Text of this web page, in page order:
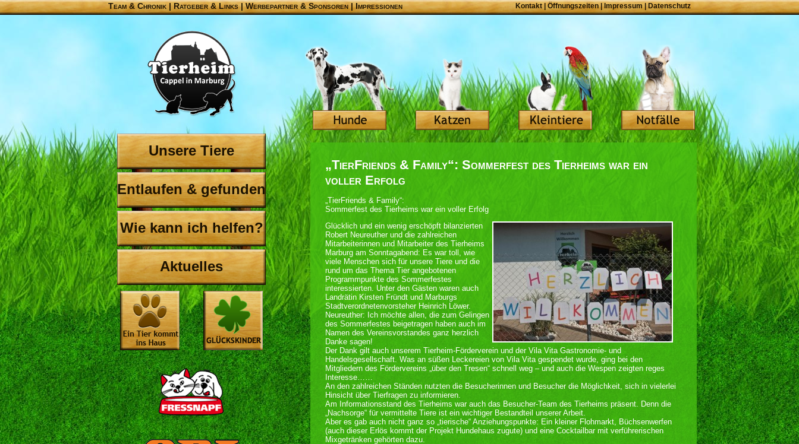
Team & Chronik |Ratgeber & Links|Werbepartner & Sponsoren|Impressionen Kontakt Öffnungszeiten| Impressum|Datenschutz
Unsere Tiere
Entlaufen & gefunden
Wie kann ich helfen?
Aktuelles
„TierFriends & Family“: Sommerfest des Tierheims war ein
voller Erfolg
„TierFriends & Family“:
Sommerfest des Tierheims war ein voller Erfolg
Glücklich und ein wenig erschöpft bilanzierten
Robert Neureuther und die zahlreichen
Mitarbeiterinnen und Mitarbeiter des Tierheims
Marburg am Sonntagabend: Es war toll, wie
viele Menschen sich für unsere Tiere und die
rund um das Thema Tier angebotenen
Programmpunkte des Sommerfestes
interessierten. Unter den Gästen waren auch
Landrätin Kirsten Fründt und Marburgs
Stadtverordnetenvorsteher Heinrich Löwer.
Neureuther: Ich möchte allen, die zum Gelingen
des Sommerfestes beigetragen haben auch im
Namen des Vereinsvorstandes ganz herzlich
Danke sagen!
Der Dank gilt auch unserem Tierheim-Förderverein und der Vila Vita Gastronomie- und
Handelsgesellschaft. Was an süßen Leckereien von Vila Vita gespendet wurde, ging bei den
Mitgliedern des Fördervereins „über den Tresen“ schnell weg – und auch die Wespen zeigten reges
Interesse……
An den zahlreichen Ständen nutzten die Besucherinnen und Besucher die Möglichkeit, sich in vielerlei
Hinsicht über Tierfragen zu informieren.
Am Informationsstand des Tierheims war auch das Besucher-Team des Tierheims präsent. Denn die
„Nachsorge“ für vermittelte Tiere ist ein wichtiger Bestandteil unserer Arbeit.
Aber es gab auch nicht ganz so „tierische“ Anziehungspunkte: Ein kleiner Flohmarkt, Büchsenwerfen
(auch dieser Erlös kommt der Projekt Hundehaus zugute) und eine Cocktailbar mit verführerischen
Mixgetränken gehörten dazu.